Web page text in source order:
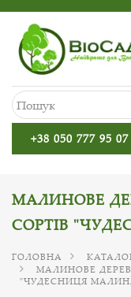
+38 050 777 95 07
МАЛИНОВЕ
СОРТІВ
ГОЛОВНА
МАЛИНОВЕ
"ЧУДЕСНИЦЯ